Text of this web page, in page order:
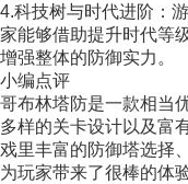
4.科技树与时代进阶：
家能够借助提升时代等
增强整体的防御实力。
小编点评
哥布林塔防是一款相当
多样的关卡设计以及富
戏里丰富的防御塔选择
为玩家带来了很棒的体